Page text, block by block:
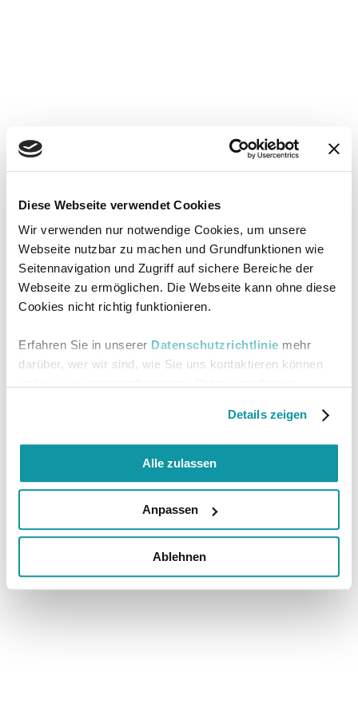
Diese Webseite verwendet Cookies
Wir verwenden nur notwendige Cookies, um unsere
Webseite nutzbar zu machen und Grundfunktionen wie
Seitennavigation und Zugriff auf sichere Bereiche der
Webseite zu ermöglichen. Die Webseite kann ohne diese
Cookies nicht richtig funktionieren.
Erfahren Sie in unserer Datenschutzrichtlinie mehr
darüber, wer wir sind, wie Sie uns kontaktieren können
Details zeigen
Alle zulassen
Anpassen
Ablehnen